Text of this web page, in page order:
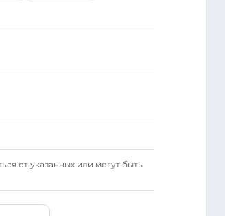
от указанных или могут быть